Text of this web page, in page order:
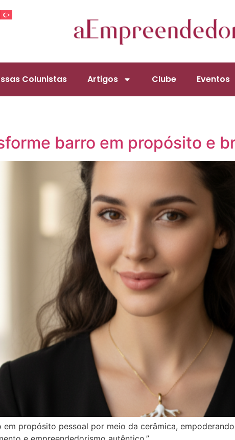
Colunistas Artigos Clube Eventos
barro em propósito e
propósito pessoal por meio da cerâmica,